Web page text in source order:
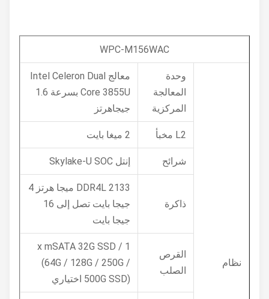
WPC-M156WAC
وحدة
المعالجة
المركزية
معالج Intel Celeron Dual
Core 3855U بسرعة 1.6
جيجاهرتز
شرائح
ذاكرة
DDR4L 2133 ميجا هرتز 4
جيجا بايت تصل إلى 16
جيجا بايت
القرص
الصلب
1 x mSATA 32G SSD /
(64G / 128G / 250G /
500G SSD) اختياري